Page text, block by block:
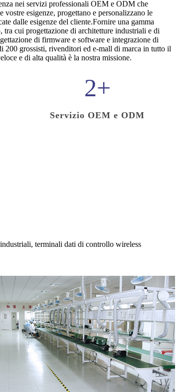
nei servizi professionali OEM e ODM che
esigenze, progettano e personalizzano le
dalle esigenze del cliente.Fornire una gamma
cui progettazione di architetture industriali e di
di firmware e software e integrazione di
200 grossisti, rivenditori ed e-mall di marca in tutto il
e di alta qualità è la nostra missione.
2+
Servizio OEM e ODM
terminali dati di controllo wireless